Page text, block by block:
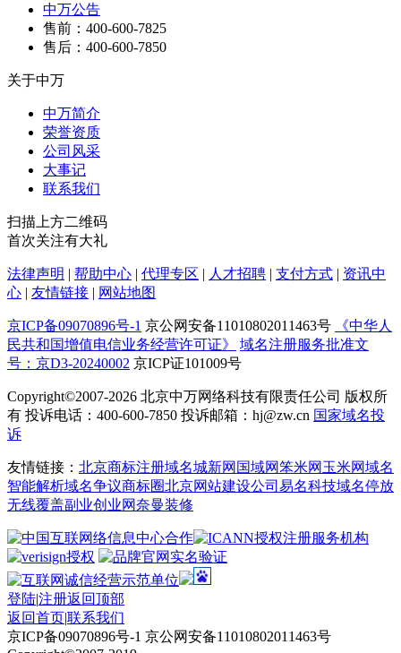
中万公告
售前：400-600-7825
售后：400-600-7850
关于中万
中万简介
荣誉资质
公司风采
大事记
联系我们
扫描上方二维码
首次关注有大礼
法律声明 | 帮助中心 | 代理专区 | 人才招聘 | 支付方式 | 资讯中
心 | 友情链接 | 网站地图
京ICP备09070896号-1 京公网安备11010802011463号
《中华人
民共和国增值电信业务经营许可证》
域名注册服务批准文
号：京D3-20240002 京ICP证101009号
Copyright©2007-2026 北京中万网络科技有限责任公司 版权所
有 投诉电话：400-600-7850 投诉邮箱：hj@zw.cn 国家域名投
诉
友情链接： 北京商标注册域名城新网 国域网笨米网 玉米网域名
智能解析域名争议商标圈北京网站建设公司 易名科技域名停放
无线覆盖副业创业网奈曼装修
登陆|注册返回顶部
返回首页|联系我们
京ICP备09070896号-1 京公网安备11010802011463号